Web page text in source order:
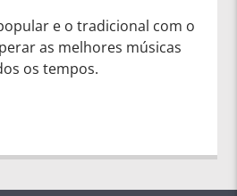
e o tradicional com o
as melhores músicas
os tempos.